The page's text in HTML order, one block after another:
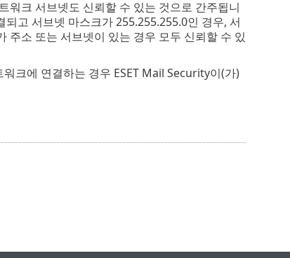
워크 서브넷도 신뢰할 수 있는 것으로 간주됩니
고 서브넷 마스크가 255.255.255.0인 경우, 서
주소 또는 서브넷이 있는 경우 모두 신뢰할 수 있
크에 연결하는 경우 ESET Mail Security이(가)